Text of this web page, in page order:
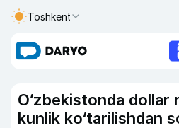
Toshkent
O‘zbekistonda dollar
kunlik ko‘tarilishdan